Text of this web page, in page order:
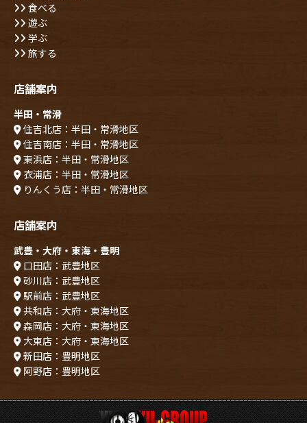
食べる
遊ぶ
学ぶ
旅する
店舗案内
半田・常滑
住吉北店：半田・常滑地区
住吉南店：半田・常滑地区
東浜店：半田・常滑地区
衣浦店：半田・常滑地区
りんくう店：半田・常滑地区
店舗案内
武豊・大府・東海・豊明
口田店：武豊地区
砂川店：武豊地区
駅前店：武豊地区
共和店：大府・東海地区
森岡店：大府・東海地区
大東店：大府・東海地区
新田店：豊明地区
阿野店：豊明地区